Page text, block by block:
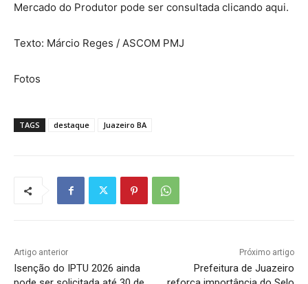
Mercado do Produtor pode ser consultada clicando aqui.
Texto: Márcio Reges / ASCOM PMJ
Fotos
TAGS destaque Juazeiro BA
Artigo anterior
Isenção do IPTU 2026 ainda
Próximo artigo
Prefeitura de Juazeiro